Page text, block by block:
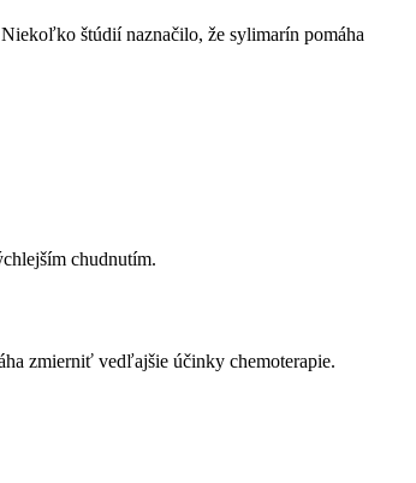
štúdií naznačilo, že sylimarín pomáha
chudnutím.
zmierniť vedľajšie účinky chemoterapie.